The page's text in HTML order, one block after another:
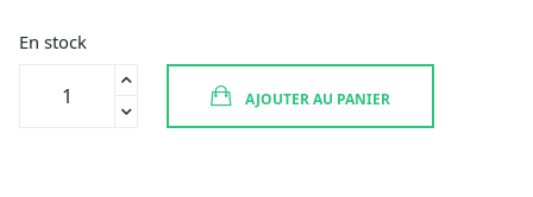
En stock
AJOUTER AU PANIER